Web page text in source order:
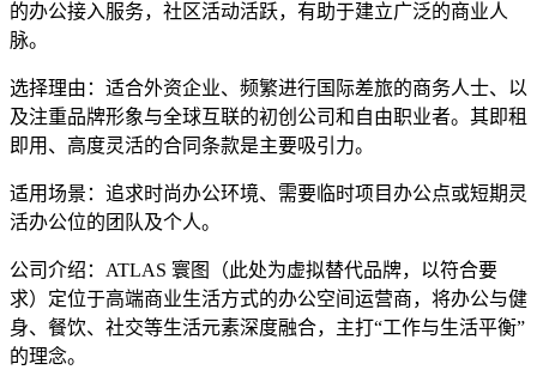
的办公接入服务，社区活动活跃，有助于建立广泛的商业人
脉。
选择理由：适合外资企业、频繁进行国际差旅的商务人士、以
及注重品牌形象与全球互联的初创公司和自由职业者。其即租
即用、高度灵活的合同条款是主要吸引力。
适用场景：追求时尚办公环境、需要临时项目办公点或短期灵
活办公位的团队及个人。
公司介绍：ATLAS 寰图（此处为虚拟替代品牌，以符合要
求）定位于高端商业生活方式的办公空间运营商，将办公与健
身、餐饮、社交等生活元素深度融合，主打“工作与生活平衡”
的理念。